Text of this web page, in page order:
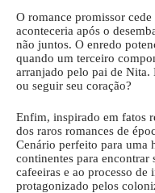
O romance promissor
aconteceria após o
não juntos. O enredo
quando um terceiro
arranjado pelo pai de Nita.
ou seguir seu coração?
Enfim, inspirado em fatos
dos raros romances de
Cenário perfeito para uma
continentes para encontrar
cafeeiras e ao processo de
protagonizado pelos